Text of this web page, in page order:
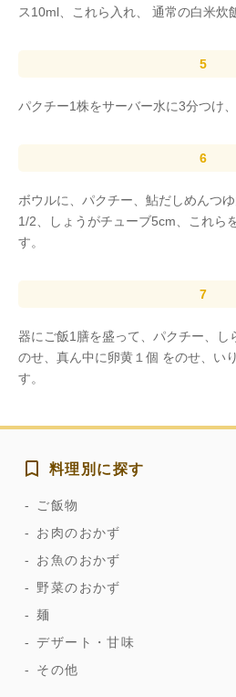
ス10ml、これら入れ、 通常の白米炊
パクチー1株をサーバー水に3分つけ
ボウルに、パクチー、鮎だしめんつ
1/2、しょうがチューブ5cm、これら
す。
器にご飯1膳を盛って、パクチー、し
のせ、真ん中に卵黄１個 をのせ、い
す。
料理別に探す
ご飯物
お肉のおかず
お魚のおかず
野菜のおかず
麺
デザート・甘味
その他